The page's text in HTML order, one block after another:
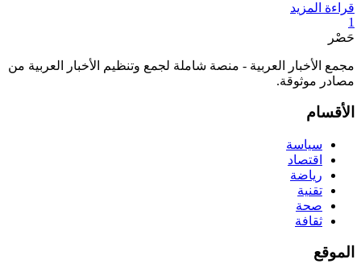
قراءة المزيد
1
حَصْر
مجمع الأخبار العربية - منصة شاملة لجمع وتنظيم الأخبار العربية من
مصادر موثوقة.
الأقسام
سياسة
اقتصاد
رياضة
تقنية
صحة
ثقافة
الموقع